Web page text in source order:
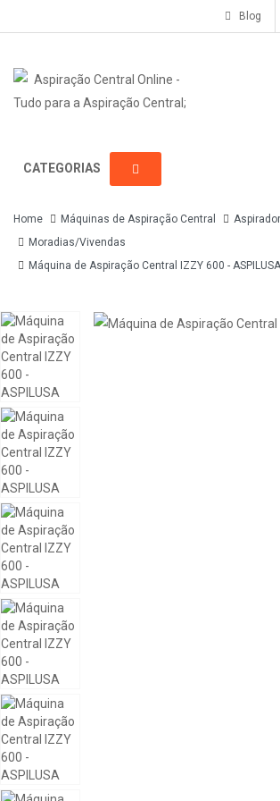
Blog
CATEGORIAS
Home Máquinas de Aspiração Central
Moradias/Vivendas
Máquina de Aspiração Central IZZY 600 - ASPILUSA